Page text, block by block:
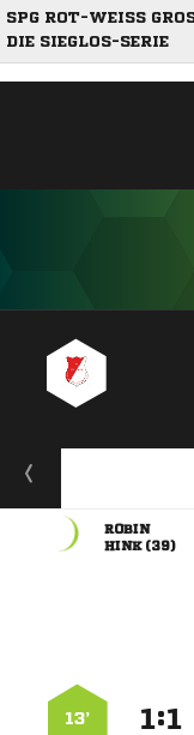
SPG ROT-WEISS
E SIEGLOS-SERIE

 
:
13’